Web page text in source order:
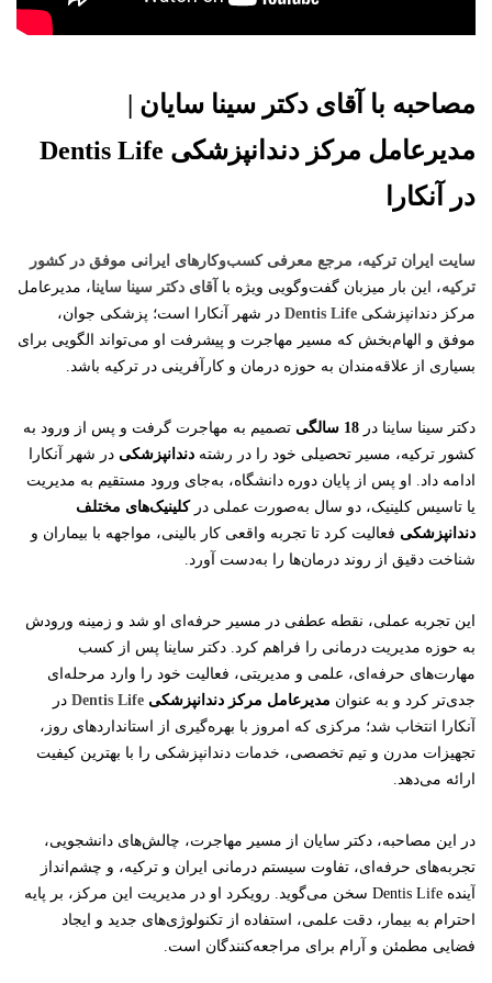
مصاحبه با آقای دکتر سینا سایان |
مدیرعامل مرکز دندانپزشکی
در آنکارا
سایت ایران ترکیه، مرجع معرفی کسب‌وکارهای ایرانی موفق در کشور
ترکیه، این بار میزبان گفت‌وگویی ویژه با آقای دکتر سینا ساینا، مدیرعامل
مرکز دندانپزشکی Dentis Life در شهر آنکارا است؛ پزشکی جوان،
موفق و الهام‌بخش که مسیر مهاجرت و پیشرفت او می‌تواند الگویی برای
بسیاری از علاقه‌مندان به حوزه درمان و کارآفرینی در ترکیه باشد.
دکتر سینا ساینا در 18 سالگی تصمیم به مهاجرت گرفت و پس از ورود به
کشور ترکیه، مسیر تحصیلی خود را در رشته دندانپزشکی در شهر آنکارا
ادامه داد. او پس از پایان دوره دانشگاه، به‌جای ورود مستقیم به مدیریت
یا تاسیس کلینیک، دو سال به‌صورت عملی درکلینیک‌های مختلف
دندانپزشکی فعالیت کرد تا تجربه واقعی کار بالینی، مواجهه با بیماران و
شناخت دقیق از روند درمان‌ها را به‌دست آورد.
این تجربه عملی، نقطه عطفی در مسیر حرفه‌ای او شد و زمینه ورودش
به حوزه مدیریت درمانی را فراهم کرد. دکتر ساینا پس از کسب
مهارت‌های حرفه‌ای، علمی و مدیریتی، فعالیت خود را وارد مرحله‌ای
جدی‌تر کرد و به عنوان مدیرعامل مرکز دندانپزشکی
در
آنکارا انتخاب شد؛ مرکزی که امروز با بهره‌گیری از استانداردهای روز،
تجهیزات مدرن و تیم تخصصی، خدمات دندانپزشکی را با بهترین کیفیت
ارائه می‌دهد.
در این مصاحبه، دکتر سایان از مسیر مهاجرت، چالش‌های دانشجویی،
تجربه‌های حرفه‌ای، تفاوت سیستم درمانی ایران و ترکیه، و چشم‌انداز
آینده Dentis Life سخن می‌گوید. رویکرد او در مدیریت این مرکز، بر پایه
احترام به بیمار، دقت علمی، استفاده از تکنولوژی‌های جدید و ایجاد
فضایی مطمئن و آرام برای مراجعه‌کنندگان است.